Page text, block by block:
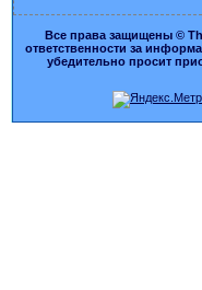
Все права защищены ©
ответственности за
убедительно просит